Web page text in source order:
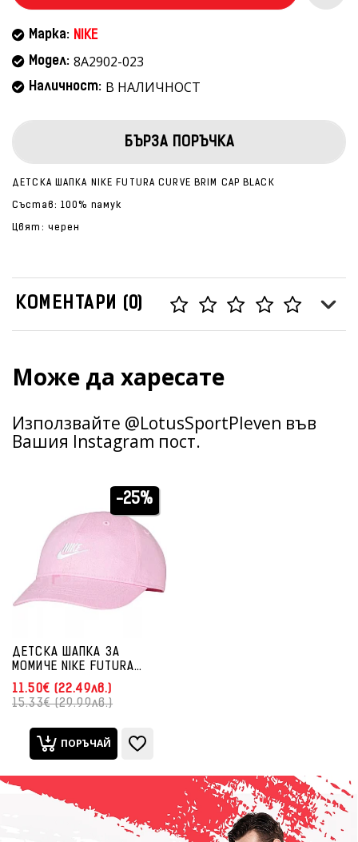
Марка: NIKE
Модел: 8A2902-023
Наличност: В НАЛИЧНОСТ
БЪРЗА ПОРЪЧКА
ДЕТСКА ШАПКА NIKE FUTURA CURVE BRIM CAP BLACK
Състав: 100% памук
Цвят: черен
КОМЕНТАРИ (0)
Може да харесате
Използвайте @LotusSportPleven във
Вашия Instagram пост.
-25%
ДЕТСКА ШАПКА ЗА
МОМИЧЕ NIKE FUTURA
CURVE BRIM CAP PINK
11.50€ (22.49лв.)
15.33€ (29.99лв.)
ПОРЪЧАЙ